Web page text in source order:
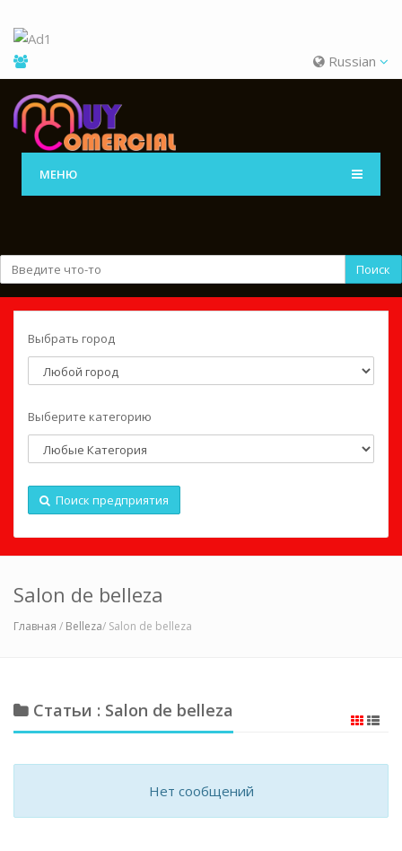
Russian
МЕНЮ
Поиск
Выбрать город
Выберите категорию
Поиск предприятия
Salon de belleza
Главная / Belleza/ Salon de belleza
Статьи : Salon de belleza
Нет сообщений